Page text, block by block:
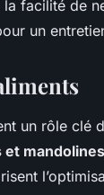
la facilité de
un
un rôle clé
et mandolines